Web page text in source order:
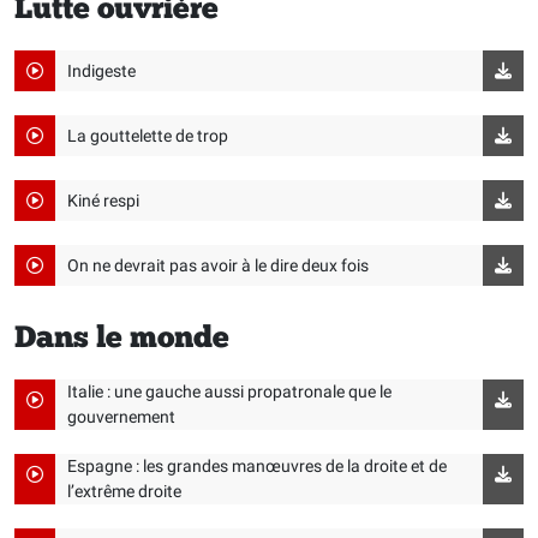
Lutte ouvrière
Indigeste
La gouttelette de trop
Kiné respi
On ne devrait pas avoir à le dire deux fois
Dans le monde
Italie : une gauche aussi propatronale que le
gouvernement
Espagne : les grandes manœuvres de la droite et de
l’extrême droite